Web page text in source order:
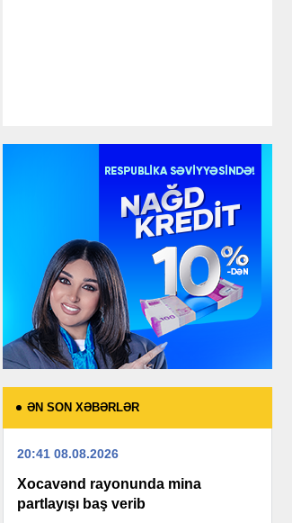
ƏN SON XƏBƏRLƏR
20:41 08.08.2026
Xocavənd rayonunda mina
partlayışı baş verib